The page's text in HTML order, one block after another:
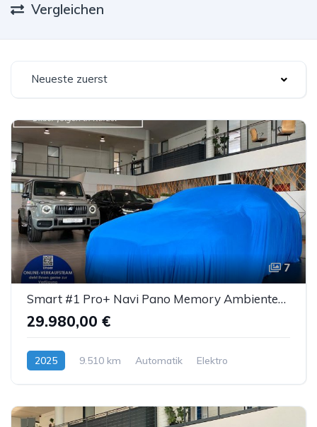
Vergleichen
Neueste zuerst
7
Smart #1 Pro+ Navi Pano Memory AmbienteB. LED ACC 360°
29.980,00 €
2025 9.510 km Automatik Elektro